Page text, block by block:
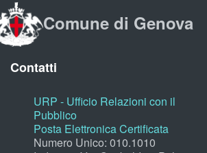
Comune di Genova
Contatti
URP - Ufficio Relazioni con il
Pubblico
Posta Elettronica Certificata
Numero Unico: 010.1010